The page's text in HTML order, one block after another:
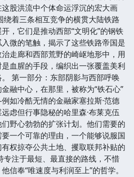
股洪流中个体命运浮沉的宏大画
绕着三条相互竞争的横贯大陆铁路
，它们是推动西部“文明化”的钢铁
微的笔触，揭示了这些铁路帝国是
走廊和西部荒野的崎岖地形中，用
血腥的手段，编织出一张覆盖美利
第一部分：东部阴影与西部呼唤
融中心，在那里，被称为“铁石心”
如冷酷无情的金融家塞拉斯·范德
虑但行事隐秘的哈里森·布莱克伍
野心勃勃的扩张计划。他们需要的
一个可靠的理由，一个能够说服国
权掠夺公共土地、攫取联邦补贴的
专注于最短、最直接的路线，不惜
信奉“唯速度与利润至上”的哲学。